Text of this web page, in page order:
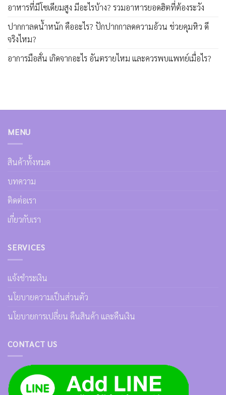
อาหารที่มีโซเดียมสูง มีอะไรบ้าง? รวมอาหารยอดฮิตที่ต้องระวัง
ปากกาลดน้ำหนัก คืออะไร? ปักปากกาลดความอ้วน ช่วยคุมหิว ดี
จริงไหม?
อาการมือสั่น เกิดจากอะไร อันตรายไหม และควรพบแพทย์เมื่อไร?
MENU
สินค้าทั้งหมด
บทความ
ติดต่อเรา
เกี่ยวกับเรา
SERVICES
แจ้งชำระเงิน
นโยบายความเป็นส่วนตัว
นโยบายการเปลี่ยน คืนสินค้า และคืนเงิน
CONTACT US